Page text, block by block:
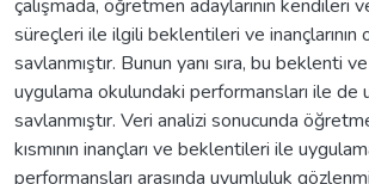
çalışmada, öğretmen adaylarının kendileri
süreçleri ile ilgili beklentileri ve inançlarının
savlanmıştır. Bunun yanı sıra, bu beklenti
uygulama okulundaki performansları ile de
savlanmıştır. Veri analizi sonucunda
kısmının inançları ve beklentileri ile
performansları arasında uyumluluk